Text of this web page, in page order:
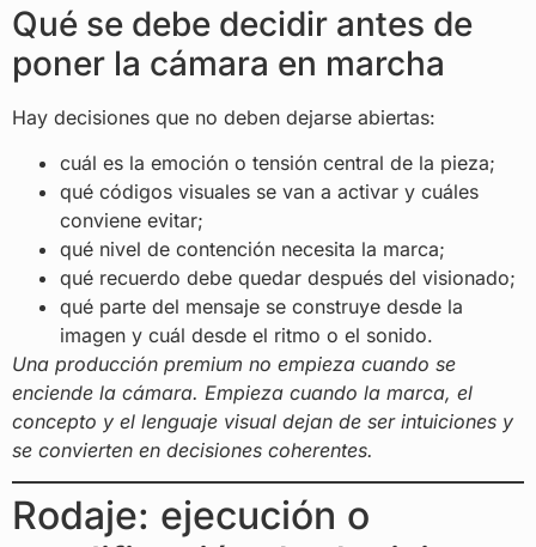
Qué se debe decidir antes de
poner la cámara en marcha
Hay decisiones que no deben dejarse abiertas:
cuál es la emoción o tensión central de la pieza;
qué códigos visuales se van a activar y cuáles
conviene evitar;
qué nivel de contención necesita la marca;
qué recuerdo debe quedar después del visionado;
qué parte del mensaje se construye desde la
imagen y cuál desde el ritmo o el sonido.
Una producción premium no empieza cuando se
enciende la cámara. Empieza cuando la marca, el
concepto y el lenguaje visual dejan de ser intuiciones y
se convierten en decisiones coherentes.
Rodaje: ejecución o